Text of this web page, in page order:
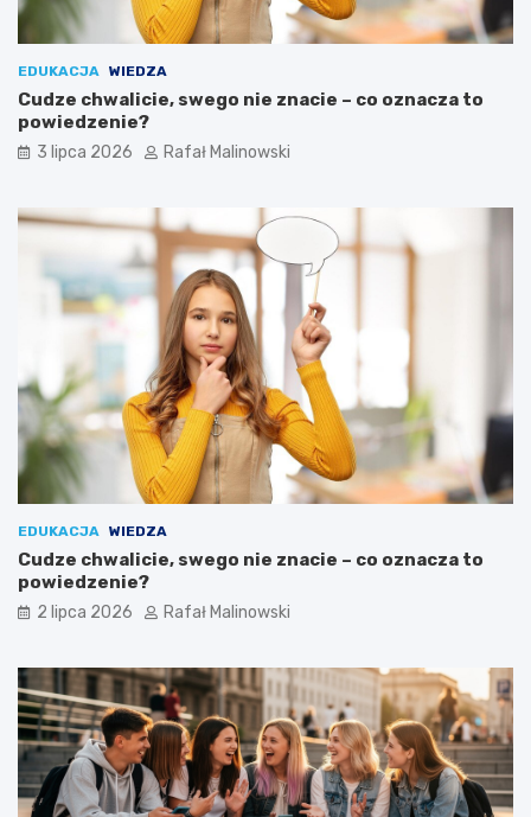
EDUKACJA WIEDZA
Cudze chwalicie, swego nie znacie – co oznacza to
powiedzenie?
3 lipca 2026 Rafał Malinowski
EDUKACJA WIEDZA
Cudze chwalicie, swego nie znacie – co oznacza to
powiedzenie?
2 lipca 2026 Rafał Malinowski